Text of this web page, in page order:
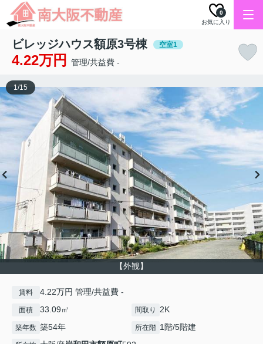
お気に入り
0
ビレッジハウス額原3号棟 空室1
4.22万円 管理/共益費 -
【外観】
1/15
賃料 4.22万円 管理/共益費 -
面積 33.09㎡ 間取り 2K
築年数 築54年 所在階 1階/5階建